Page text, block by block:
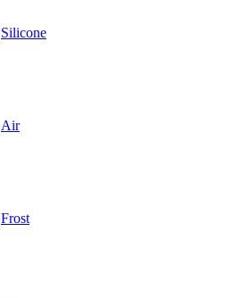
Silicone
Air
Frost